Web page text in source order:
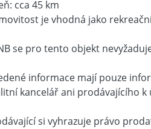
cca 45 km
je vhodná jako
se pro tento objekt
informace mají pouze
kancelář ani prodávajícího
si vyhrazuje právo